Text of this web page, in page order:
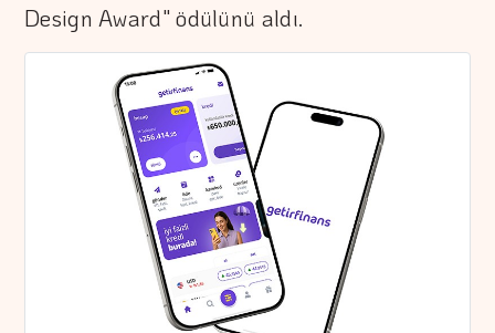
Design Award" ödülünü aldı.